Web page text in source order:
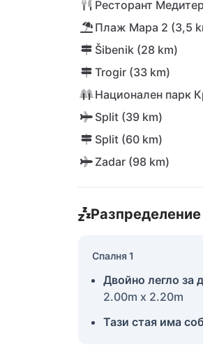
Ресторант
Плаж Мара 2 (3,5
Šibenik (28 km)
Trogir (33 km)
Национален парк
Split (39 km)
Split (60 km)
Zadar (98 km)
Разпределение
Спалня 1
Двойно легло за
2.00m x 2.20m
Тази стая има